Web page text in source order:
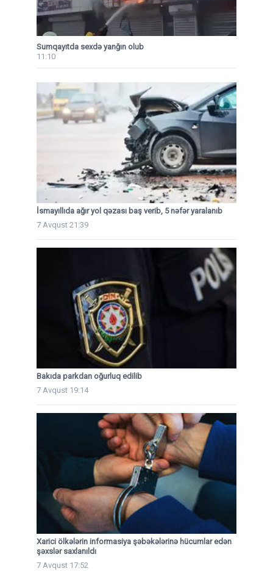
Sumqayıtda sexdə yanğın olub
11:10
İsmayıllıda ağır yol qəzası baş verib, 5 nəfər yaralanıb
7 Avqust 21:39
Bakıda parkdan oğurluq edilib
7 Avqust 19:14
Xarici ölkələrin informasiya şəbəkələrinə hücumlar edən
şəxslər saxlanıldı
7 Avqust 17:52